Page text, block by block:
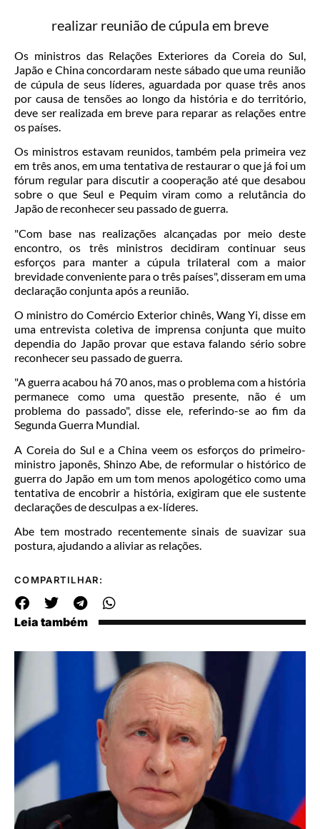
realizar reunião de cúpula em breve
Os ministros das Relações Exteriores da Coreia do Sul,
Japão e China concordaram neste sábado que uma reunião
de cúpula de seus líderes, aguardada por quase três anos
por causa de tensões ao longo da história e do território,
deve ser realizada em breve para reparar as relações entre
os países.
Os ministros estavam reunidos, também pela primeira vez
em três anos, em uma tentativa de restaurar o que já foi um
fórum regular para discutir a cooperação até que desabou
sobre o que Seul e Pequim viram como a relutância do
Japão de reconhecer seu passado de guerra.
"Com base nas realizações alcançadas por meio deste
encontro, os três ministros decidiram continuar seus
esforços para manter a cúpula trilateral com a maior
brevidade conveniente para o três países", disseram em uma
declaração conjunta após a reunião.
O ministro do Comércio Exterior chinês, Wang Yi, disse em
uma entrevista coletiva de imprensa conjunta que muito
dependia do Japão provar que estava falando sério sobre
reconhecer seu passado de guerra.
"A guerra acabou há 70 anos, mas o problema com a história
permanece como uma questão presente, não é um
problema do passado", disse ele, referindo-se ao fim da
Segunda Guerra Mundial.
A Coreia do Sul e a China veem os esforços do primeiro-
ministro japonês, Shinzo Abe, de reformular o histórico de
guerra do Japão em um tom menos apologético como uma
tentativa de encobrir a história, exigiram que ele sustente
declarações de desculpas a ex-líderes.
Abe tem mostrado recentemente sinais de suavizar sua
postura, ajudando a aliviar as relações.
COMPARTILHAR:
Leia também